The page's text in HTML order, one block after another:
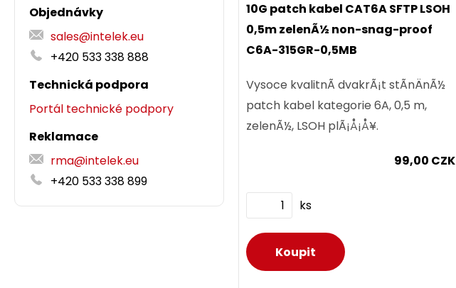
Objednávky
sales@intelek.eu
+420 533 338 888
Technická podpora
Portál technické podpory
Reklamace
rma@intelek.eu
+420 533 338 899
10G patch kabel CAT6A SFTP LSOH
0,5m zelenÃ½ non-snag-proof
C6A-315GR-0,5MB
Vysoce kvalitnÃ­ dvakrÃ¡t stÃ­nÄnÃ½
patch kabel kategorie 6A, 0,5 m,
zelenÃ½, LSOH plÃ¡Å¡Å¥.
99,00 CZK
ks